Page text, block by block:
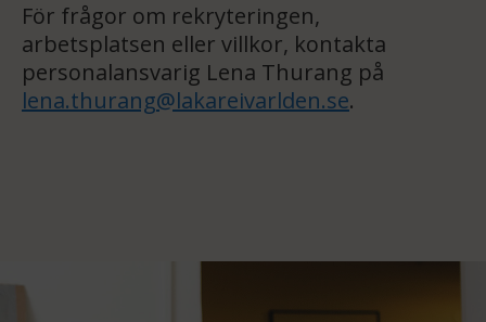
För frågor om rekryteringen,
arbetsplatsen eller villkor, kontakta
personalansvarig Lena Thurang på
lena.thurang@lakareivarlden.se.